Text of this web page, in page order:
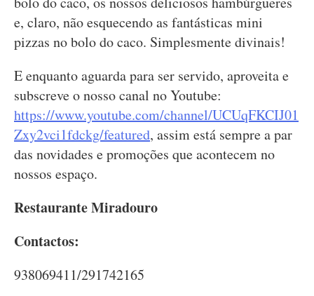
e, claro, não esquecendo as fantásticas mini
pizzas no bolo do caco. Simplesmente divinais!
E enquanto aguarda para ser servido, aproveita e
subscreve o nosso canal no Youtube:
https://www.youtube.com/channel/UCUqFKCIJ01
Zxy2vci1fdckg/featured, assim está sempre a par
das novidades e promoções que acontecem no
nossos espaço.
Restaurante Miradouro
Contactos:
938069411/291742165